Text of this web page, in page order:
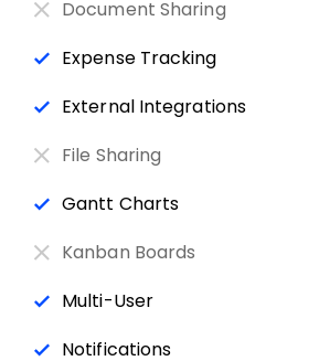
Document Sharing
Expense Tracking
External Integrations
File Sharing
Gantt Charts
Kanban Boards
Multi-User
Notifications